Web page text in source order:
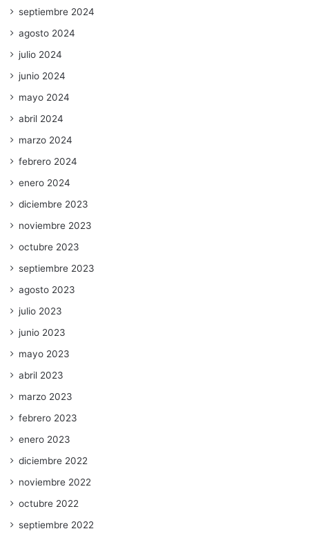
septiembre 2024
agosto 2024
julio 2024
junio 2024
mayo 2024
abril 2024
marzo 2024
febrero 2024
enero 2024
diciembre 2023
noviembre 2023
octubre 2023
septiembre 2023
agosto 2023
julio 2023
junio 2023
mayo 2023
abril 2023
marzo 2023
febrero 2023
enero 2023
diciembre 2022
noviembre 2022
octubre 2022
septiembre 2022